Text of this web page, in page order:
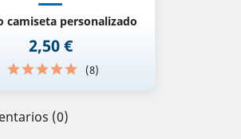
camiseta personalizado
Precio
2,50 €
(8)
(0)